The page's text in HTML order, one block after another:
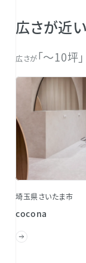
広さが近
広さが「〜10坪」
埼玉県さいたま市
cocona